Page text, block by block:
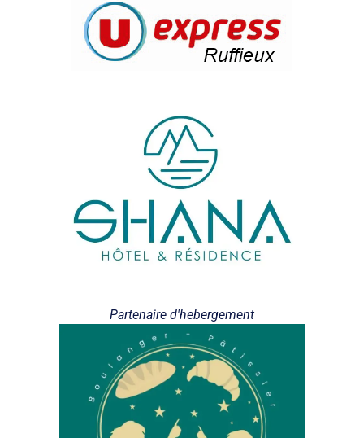
Partenaire d'hebergement